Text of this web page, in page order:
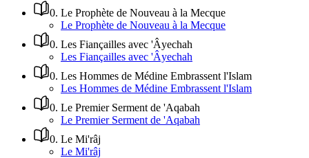
0. Le Prophète de Nouveau à la Mecque
Le Prophète de Nouveau à la Mecque
0. Les Fiançailles avec 'Âyechah
Les Fiançailles avec 'Âyechah
0. Les Hommes de Médine Embrassent l'Islam
Les Hommes de Médine Embrassent l'Islam
0. Le Premier Serment de 'Aqabah
Le Premier Serment de 'Aqabah
0. Le Mi'râj
Le Mi'râj